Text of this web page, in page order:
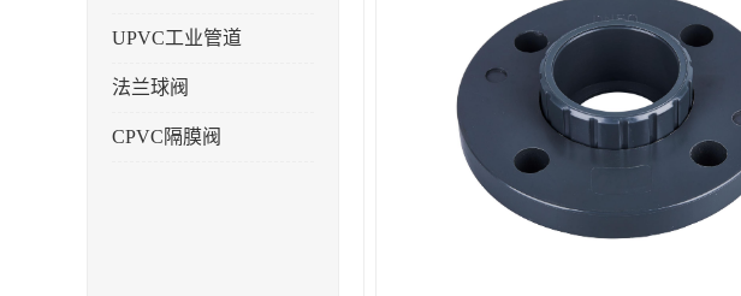
UPVC工业管道
法兰球阀
CPVC隔膜阀